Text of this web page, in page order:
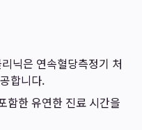
닉은 연속혈당측정기 처
합니다.
함한 유연한 진료 시간을